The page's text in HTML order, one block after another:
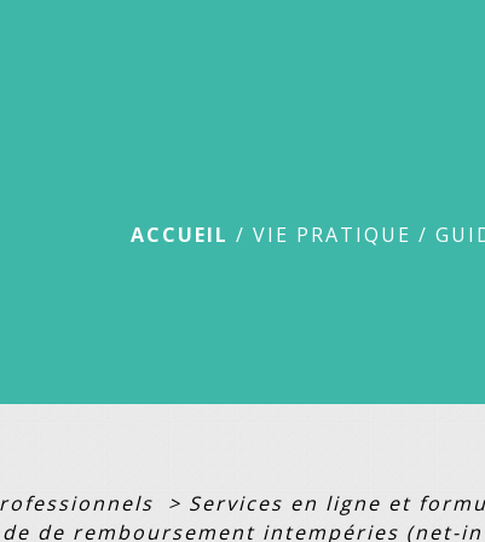
ACCUEIL /VIE PRATIQUE /
> Services en ligne et
de remboursement intempéries (net-